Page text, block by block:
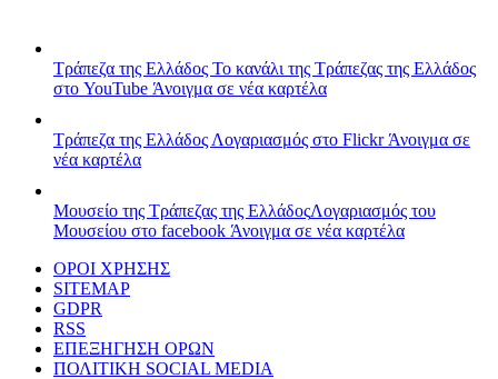
Τράπεζα της Ελλάδος Το κανάλι της Τράπεζας της Ελλάδος
στο YouTube Άνοιγμα σε νέα καρτέλα
Τράπεζα της Ελλάδος Λογαριασμός στο FlickrΆνοιγμα σε
νέα καρτέλα
Μουσείο της Τράπεζας της ΕλλάδοςΛογαριασμός του
Μουσείου στο facebook Άνοιγμα σε νέα καρτέλα
ΟΡΟΙ ΧΡΗΣΗΣ
SITEMAP
GDPR
RSS
ΕΠΕΞΗΓΗΣΗ ΟΡΩΝ
ΠΟΛΙΤΙΚΗ SOCIAL MEDIA